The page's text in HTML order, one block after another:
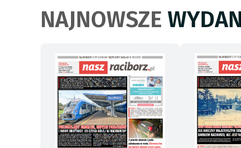
NAJNOWSZE